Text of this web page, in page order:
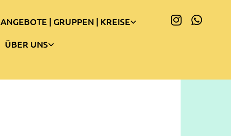
ANGEBOTE | GRUPPEN | KREISE
ÜBER UNS